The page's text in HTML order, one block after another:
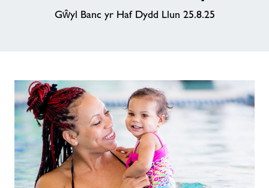
Amdanon ni
Gŵyl Banc yr Haf Dydd Llun 25.8.25